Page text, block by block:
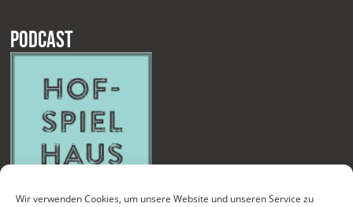
Wir verwenden Cookies, um unsere Website und unseren Service zu
Podcast